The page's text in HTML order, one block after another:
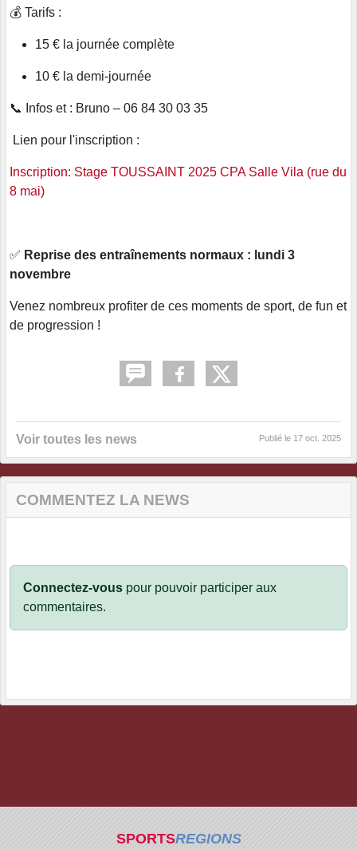
💰 Tarifs :
15 € la journée complète
10 € la demi-journée
📞 Infos et : Bruno – 06 84 30 03 35
Lien pour l'inscription :
Inscription: Stage TOUSSAINT 2025 CPA Salle Vila (rue du
8 mai)
✅ Reprise des entraînements normaux : lundi 3
novembre
Venez nombreux profiter de ces moments de sport, de fun et
de progression !
Voir toutes les news Publié le 17 oct. 2025
COMMENTEZ LA NEWS
Connectez-vous pour pouvoir participer aux
commentaires.
SPORTSREGIONS